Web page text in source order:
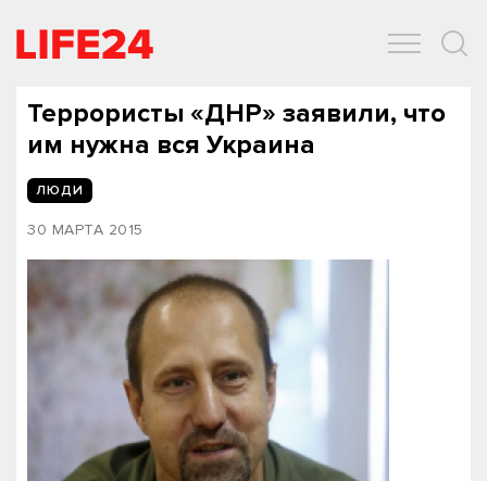
Террористы «ДНР» заявили, что
им нужна вся Украина
ЛЮДИ
30 МАРТА 2015